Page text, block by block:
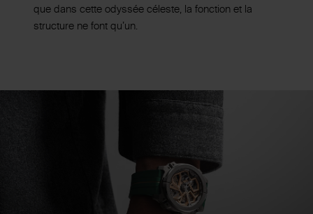
que dans cette odyssée céleste, la fonction et la
structure ne font qu’un.